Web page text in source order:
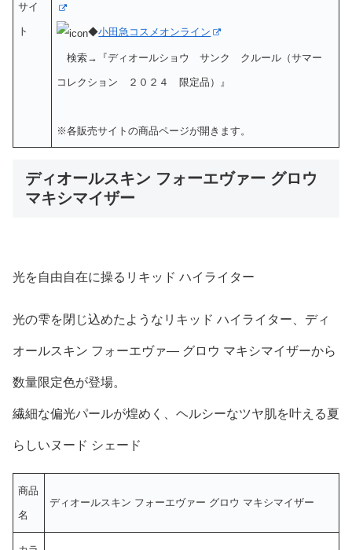
サイ
ト ◆小田急コスメオンライン
検索→『ディオールショウ サンク クルール（サマー
コレクション ２０２４ 限定品）』
※各販売サイトの商品ページが開きます。
ディオールスキン フォーエヴァー グロウ
マキシマイザー
光を自由自在に操るリキッド ハイライター
光の雫を閉じ込めたようなリキッド ハイライター、ディ
オールスキン フォーエヴァ― グロウ マキシマイザーから
数量限定色が登場。
繊細な偏光パールが煌めく、ヘルシーなツヤ肌を叶える夏
らしいヌード シェード
商品
名
ディオールスキン フォーエヴァー グロウ マキシマイザー